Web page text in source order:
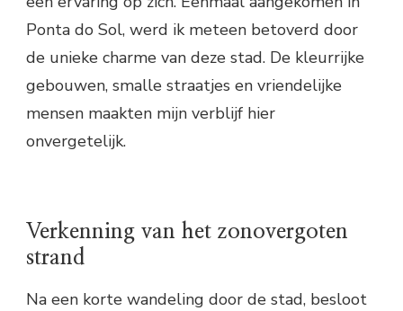
Ponta do Sol, werd ik meteen betoverd door
de unieke charme van deze stad. De kleurrijke
gebouwen, smalle straatjes en vriendelijke
mensen maakten mijn verblijf hier
onvergetelijk.
Verkenning van het zonovergoten
strand
Na een korte wandeling door de stad, besloot